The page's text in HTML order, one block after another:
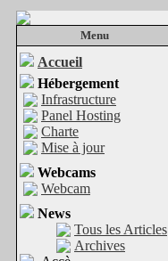
Menu
Accueil
Hébergement
Infrastructure
Panel Hosting
Charte
Mise à jour
Webcams
Webcam
News
Tous les Articles
Archives